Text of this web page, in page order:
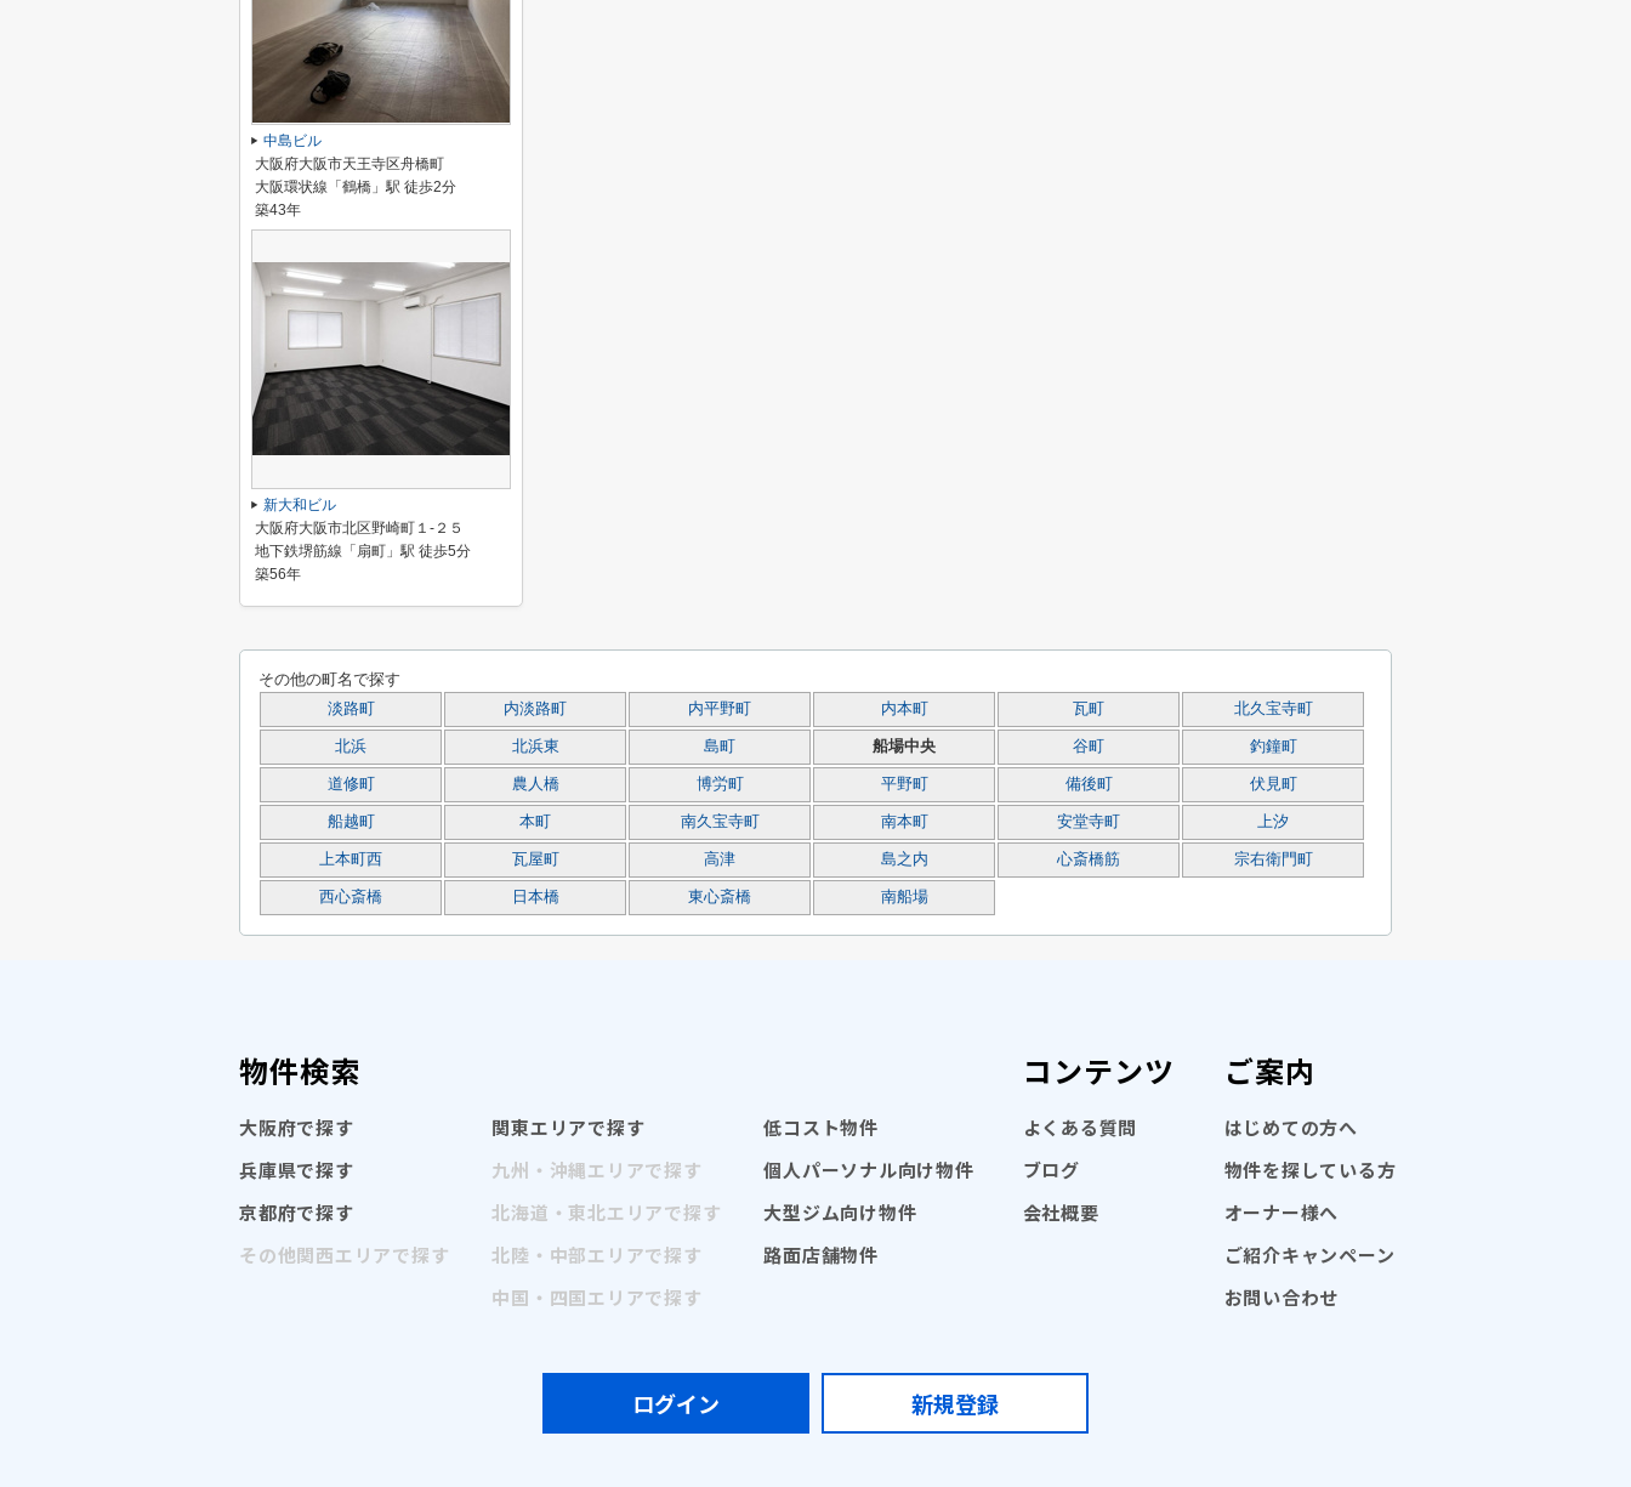
中島ビル
大阪府大阪市天王寺区舟橋町
大阪環状線「鶴橋」駅 徒歩2分
築43年
新大和ビル
大阪府大阪市北区野崎町１-２５
地下鉄堺筋線「扇町」駅 徒歩5分
築56年
その他の町名で探す
淡路町 内淡路町 内平野町 内本町 瓦町 北久宝寺町
北浜 北浜東 島町 船場中央 谷町 釣鐘町
道修町 農人橋 博労町 平野町 備後町 伏見町
船越町 本町 南久宝寺町 南本町 安堂寺町 上汐
上本町西 瓦屋町 高津 島之内 心斎橋筋 宗右衛門町
西心斎橋 日本橋 東心斎橋 南船場
物件検索
大阪府で探す
兵庫県で探す
京都府で探す
その他関西エリアで探す
関東エリアで探す
九州・沖縄エリアで探す
北海道・東北エリアで探す
北陸・中部エリアで探す
中国・四国エリアで探す
低コスト物件
個人パーソナル向け物件
大型ジム向け物件
路面店舗物件
コンテンツ
よくある質問
ブログ
会社概要
ご案内
はじめての方へ
物件を探している方
オーナー様へ
ご紹介キャンペーン
お問い合わせ
ログイン 新規登録